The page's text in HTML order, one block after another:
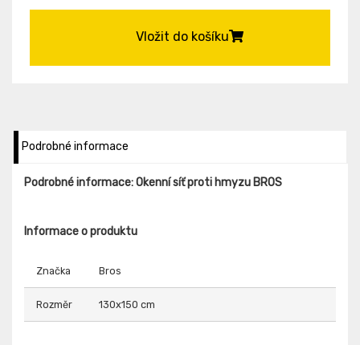
Vložit do košíku
Podrobné informace
Podrobné informace: Okenní síť proti hmyzu BROS
Informace o produktu
Značka Bros
Rozměr 130x150 cm